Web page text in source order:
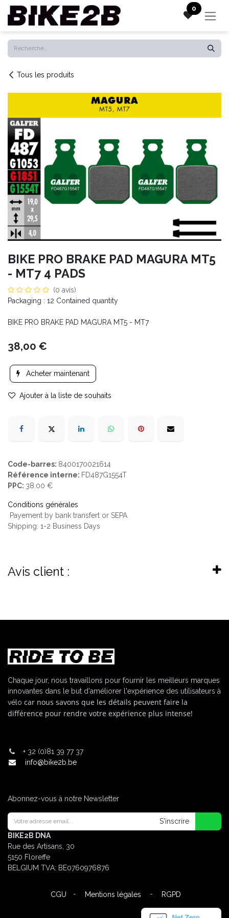
Se rendre au contenu 0
Tous les produits
BIKE PRO BRAKE PAD MAGURA MT5
- MT7 4 PADS
(0 avis)
Packaging : 12 Contained quantity
BIKE PRO BRAKE PAD MAGURA MT5 - MT7
38,00 €
Acheter maintenant
Ajouter à la liste de souhaits
Code-barres: 8400170021614
Référence interne: FD487G1554T
PPC: 38.00 €
Conditions générales
Payement by bank transfert or SEPA
Shipping: 1-2 Business Days
Avis client :
Chaque jour, nous travaillons pour fournir les meilleurs marques
innovantes dans le but d'améliorer l'expérience des utilisateurs à
vélo car nous savons que les détails peuvent faire la
différence pour rendre votre expérience plus intense!
+ 32 (0)81 39 77 37
info@bike2b.be
Abonnez-vous à notre Newsletter
S'inscrire
BIKE2B DNA
Rue des Artisans, 30
5150 Floreffe
BELGIUM TVA: BE0760976876
CGU - Mentions légales - RGPD